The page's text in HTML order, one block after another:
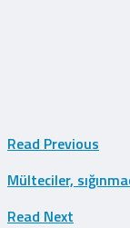
Read Previous
Mülteciler,
Read Next